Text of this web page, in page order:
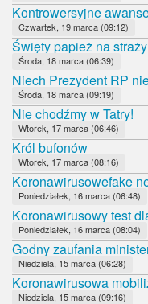
Kontrowersyjne
Czwartek, 19 marca (09:12)
Święty papież na
Środa, 18 marca (06:39)
Niech Prezydent RP
Środa, 18 marca (09:19)
Nie chodźmy w Tatry!
Wtorek, 17 marca (06:46)
Król bufonów
Wtorek, 17 marca (08:16)
Koronawirusowefake
Poniedziałek, 16 marca (06:48)
Koronawirusowy test
Poniedziałek, 16 marca (08:04)
Godny zaufania
Niedziela, 15 marca (06:28)
Koronawirusowa
Niedziela, 15 marca (09:16)